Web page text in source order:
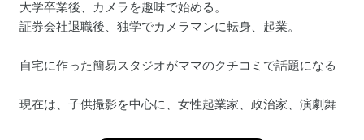
大学卒業後、カメラを趣味で始める。
証券会社退職後、独学でカメラマンに転身、起業。
自宅に作った簡易スタジオがママのクチコミで話題になる
現在は、子供撮影を中心に、女性起業家、政治家、演劇舞